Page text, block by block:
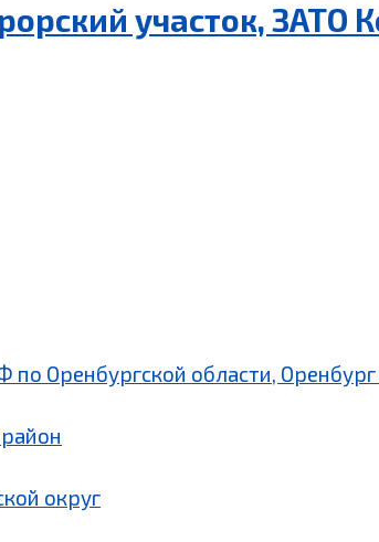
участок, ЗАТО
Оренбургской области,
округ